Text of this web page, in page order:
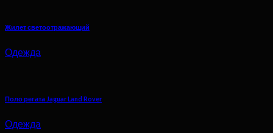
Жилет светоотражающий
Одежда
Поло регата Jaguar Land Rover
Одежда